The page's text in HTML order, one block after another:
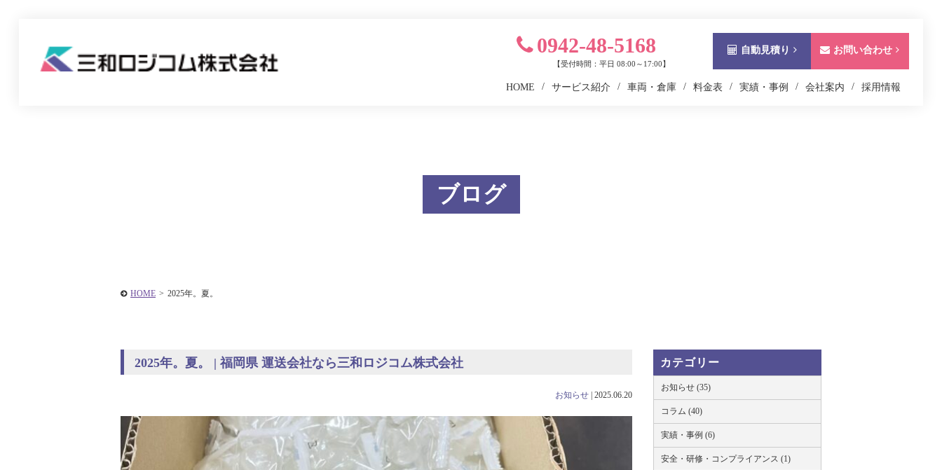
HOME サービス紹介 車両・倉庫 料金表 実績・事例 会社案内 採用情報
0942-48-5168
【受付時間：平日 08:00～17:00】
自動見積り お問い合わせ
ブログ
HOME > 2025年。夏。
2025年。夏。 | 福岡県 運送会社なら三和ロジコム株式会社
お知らせ 2025.06.20
カテゴリー
お知らせ (35)
コラム (40)
実績・事例 (6)
安全・研修・コンプライアンス (1)